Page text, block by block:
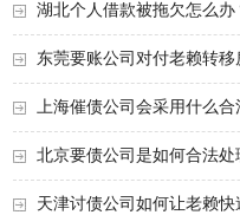
湖北个人借款被拖欠怎么
东莞要账公司对付老赖转移
上海催债公司会采用什么
北京要债公司是如何合法处
天津讨债公司如何让老赖